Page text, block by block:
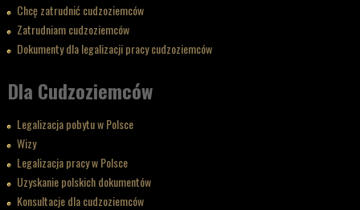
Chcę zatrudnić cudzoziemców
Zatrudniam cudzoziemców
Dokumenty dla legalizacji pracy cudzoziemców
Dla Cudzoziemców
Legalizacja pobytu w Polsce
Wizy
Legalizacja pracy w Polsce
Uzyskanie polskich dokumentów
Konsultacje dla cudzoziemców